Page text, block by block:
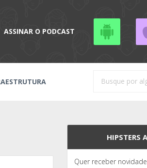
ASSINAR O PODCAST
HIPSTERS
Quer receber